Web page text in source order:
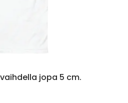
jopa 5 cm.